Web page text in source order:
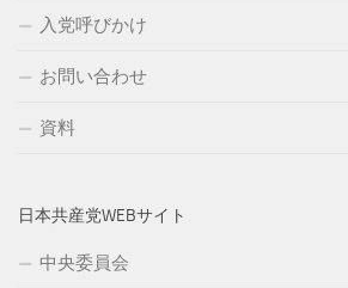
入党呼びかけ
お問い合わせ
資料
日本共産党WEBサイト
中央委員会